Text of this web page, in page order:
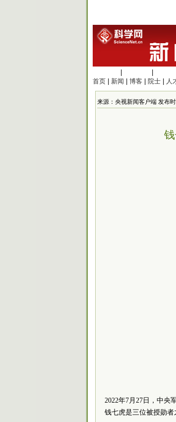
首页
新闻 博客 院士 人
来源：央视新闻客户端 发布时
2022年7月27日，中央
钱七虎是三位被授勋者